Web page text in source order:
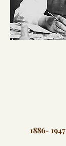
1886- 1947